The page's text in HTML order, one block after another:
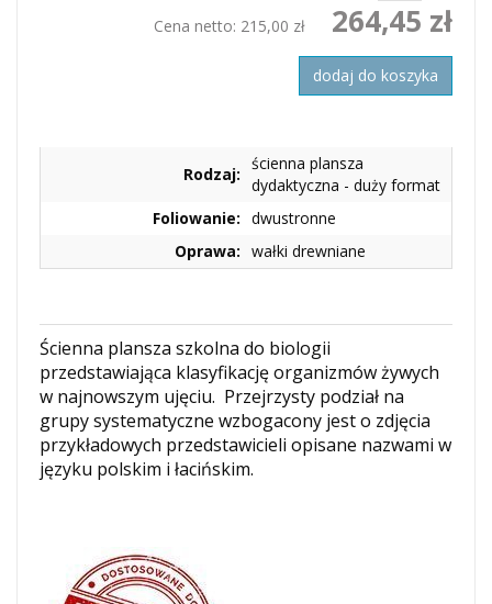
Cena netto: 215,00 zł 264,45 zł
dodaj do koszyka
Rodzaj:
ścienna plansza
dydaktyczna - duży format
Foliowanie: dwustronne
Oprawa: wałki drewniane
Ścienna plansza szkolna do biologii
przedstawiająca klasyfikację organizmów żywych
w najnowszym ujęciu. Przejrzysty podział na
grupy systematyczne wzbogacony jest o zdjęcia
przykładowych przedstawicieli opisane nazwami w
języku polskim i łacińskim.